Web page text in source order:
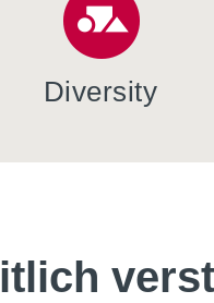
Diversity